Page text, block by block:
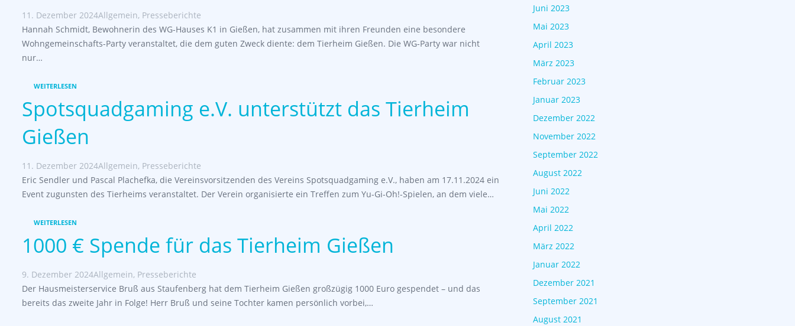
11. Dezember 2024Allgemein, Presseberichte
Hannah Schmidt, Bewohnerin des WG-Hauses K1 in Gießen, hat zusammen mit ihren Freunden eine besondere
Wohngemeinschafts-Party veranstaltet, die dem guten Zweck diente: dem Tierheim Gießen. Die WG-Party war nicht
nur…
WEITERLESEN
Spotsquadgaming e.V. unterstützt das Tierheim
Gießen
11. Dezember 2024Allgemein, Presseberichte
Eric Sendler und Pascal Plachefka, die Vereinsvorsitzenden des Vereins Spotsquadgaming e.V., haben am 17.11.2024 ein
Event zugunsten des Tierheims veranstaltet. Der Verein organisierte ein Treffen zum Yu-Gi-Oh!-Spielen, an dem viele…
WEITERLESEN
1000 € Spende für das Tierheim Gießen
9. Dezember 2024Allgemein, Presseberichte
Der Hausmeisterservice Bruß aus Staufenberg hat dem Tierheim Gießen großzügig 1000 Euro gespendet – und das
bereits das zweite Jahr in Folge! Herr Bruß und seine Tochter kamen persönlich vorbei,…
Juni 2023
Mai 2023
April 2023
März 2023
Februar 2023
Januar 2023
Dezember 2022
November 2022
September 2022
August 2022
Juni 2022
Mai 2022
April 2022
März 2022
Januar 2022
Dezember 2021
September 2021
August 2021